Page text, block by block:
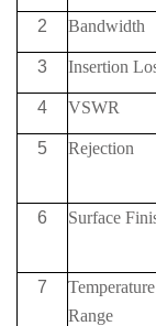
2 Bandwidth
3 Insertion
4 VSWR
5 Rejection
6 Surface
7
Temperature
Range